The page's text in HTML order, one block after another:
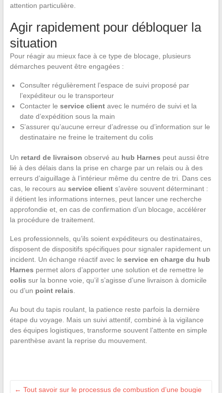
attention particulière.
Agir rapidement pour débloquer la
situation
Pour réagir au mieux face à ce type de blocage, plusieurs
démarches peuvent être engagées :
Consulter régulièrement l’espace de suivi proposé par
l’expéditeur ou le transporteur
Contacter le service clientavec le numéro de suivi et la
date d’expédition sous la main
S’assurer qu’aucune erreur d’adresse ou d’information sur le
destinataire ne freine le traitement du colis
Un retard de livraison observé au hub Harnes peut aussi être
lié à des délais dans la prise en charge par un relais ou à des
erreurs d’aiguillage à l’intérieur même du centre de tri. Dans ces
cas, le recours au service clients’avère souvent déterminant :
il détient les informations internes, peut lancer une recherche
approfondie et, en cas de confirmation d’un blocage, accélérer
la procédure de traitement.
Les professionnels, qu’ils soient expéditeurs ou destinataires,
disposent de dispositifs spécifiques pour signaler rapidement un
incident. Un échange réactif avec le service en charge du hub
Harnes permet alors d’apporter une solution et de remettre le
colis sur la bonne voie, qu’il s’agisse d’une livraison à domicile
ou d’un point relais
Au bout du tapis roulant, la patience reste parfois la dernière
étape du voyage. Mais un suivi attentif, combiné à la vigilance
des équipes logistiques, transforme souvent l’attente en simple
parenthèse avant la reprise du mouvement.
← Tout savoir sur le processus de combustion d’une bougie